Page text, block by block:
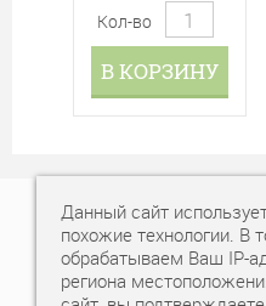
Кол-во
В КОРЗИНУ
+7 (343)
Время работы:
Данный сайт
похожие технологии. В
обрабатываем Ваш IP-
региона